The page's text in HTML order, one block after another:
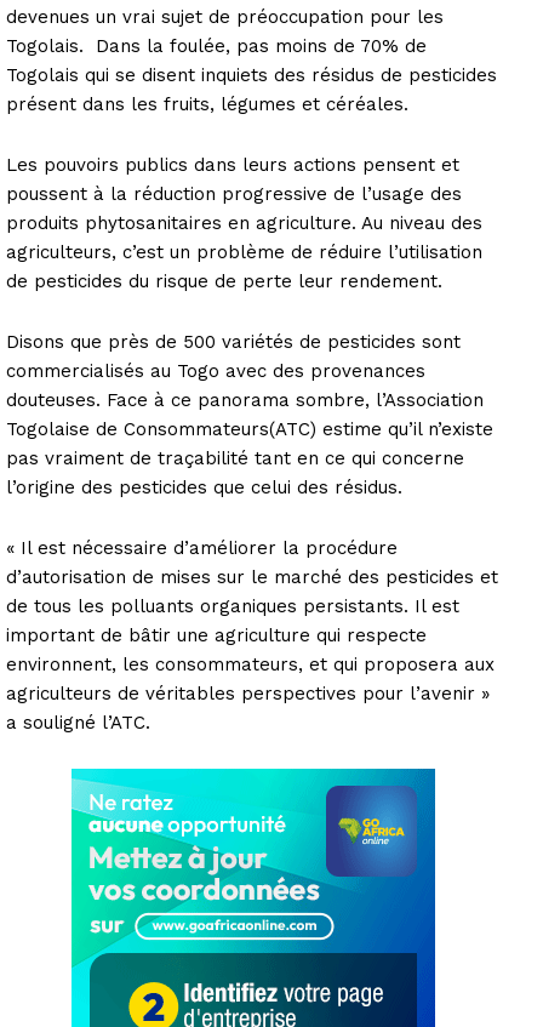
devenues un vrai sujet de préoccupation pour les
Togolais. Dans la foulée, pas moins de 70% de
Togolais qui se disent inquiets des résidus de pesticides
présent dans les fruits, légumes et céréales.
Les pouvoirs publics dans leurs actions pensent et
poussent à la réduction progressive de l’usage des
produits phytosanitaires en agriculture. Au niveau des
agriculteurs, c’est un problème de réduire l’utilisation
de pesticides du risque de perte leur rendement.
Disons que près de 500 variétés de pesticides sont
commercialisés au Togo avec des provenances
douteuses. Face à ce panorama sombre, l’Association
Togolaise de Consommateurs(ATC) estime qu’il n’existe
pas vraiment de traçabilité tant en ce qui concerne
l’origine des pesticides que celui des résidus.
« Il est nécessaire d’améliorer la procédure
d’autorisation de mises sur le marché des pesticides et
de tous les polluants organiques persistants. Il est
important de bâtir une agriculture qui respecte
environnent, les consommateurs, et qui proposera aux
agriculteurs de véritables perspectives pour l’avenir »
a souligné l’ATC.